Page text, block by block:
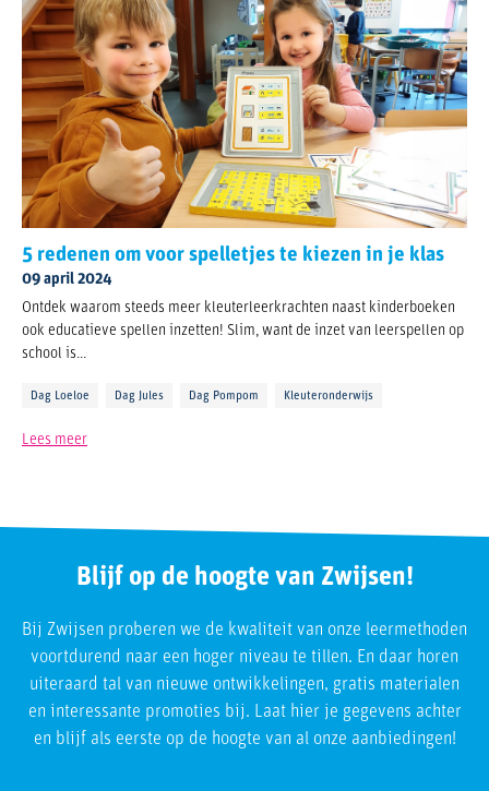
5 redenen om voor spelletjes te kiezen in je klas
09 april 2024
Ontdek waarom steeds meer kleuterleerkrachten naast kinderboeken
ook educatieve spellen inzetten! Slim, want de inzet van leerspellen op
school is...
Dag Loeloe Dag Jules Dag Pompom Kleuteronderwijs
Lees meer
Blijf op de hoogte van Zwijsen!
Bij Zwijsen proberen we de kwaliteit van onze leermethoden
voortdurend naar een hoger niveau te tillen. En daar horen
uiteraard tal van nieuwe ontwikkelingen, gratis materialen
en interessante promoties bij. Laat hier je gegevens achter
en blijf als eerste op de hoogte van al onze aanbiedingen!